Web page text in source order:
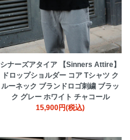
シナーズアタイア 【Sinners Attire】
ドロップショルダー コア Tシャツ ク
ルーネック ブランドロゴ刺繍 ブラッ
ク グレー ホワイト チャコール
15,900円(税込)